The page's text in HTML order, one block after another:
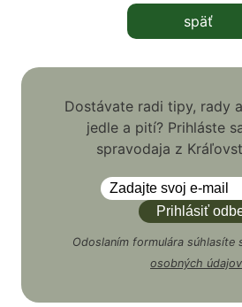
späť
Dostávate radi tipy, rady
jedle a pití? Prihláste
spravodaja z
Odoslaním formulára súhlasíte
osobných údajov